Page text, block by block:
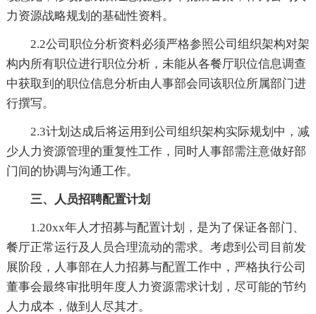
力资源战略规划的基础性资料。
2.2公司职位分析资料必须严格参照公司组织架构对架
构内所有职位进行职位分析，未能从各餐厅职位信息调查
中获取到的职位信息分析由人事部会同该职位所属部门进
行撰写。
2.3计划达成后将运用到公司组织架构实际规划中，减
少人力资源管理的重复性工作，同时人事部需注意做好部
门间的协调与沟通工作。
三、人员招聘配置计划
1.20xx年人才招募与配置计划，是为了保证各部门、
餐厅正常运行及人员合理流动的需求。考虑到公司目前发
展阶段，人事部在人力招募与配置工作中，严格执行公司
董事会最终审批明年度人力资源需求计划，尽可能的节约
人力成本，做到人尽其才。